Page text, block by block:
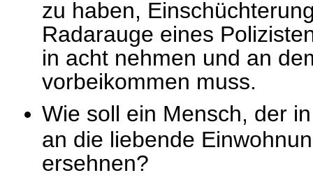
zu haben,
Radarauge eines
in acht nehmen und an
vorbeikommen muss.
Wie soll ein Mensch, der
an die liebende
ersehnen?